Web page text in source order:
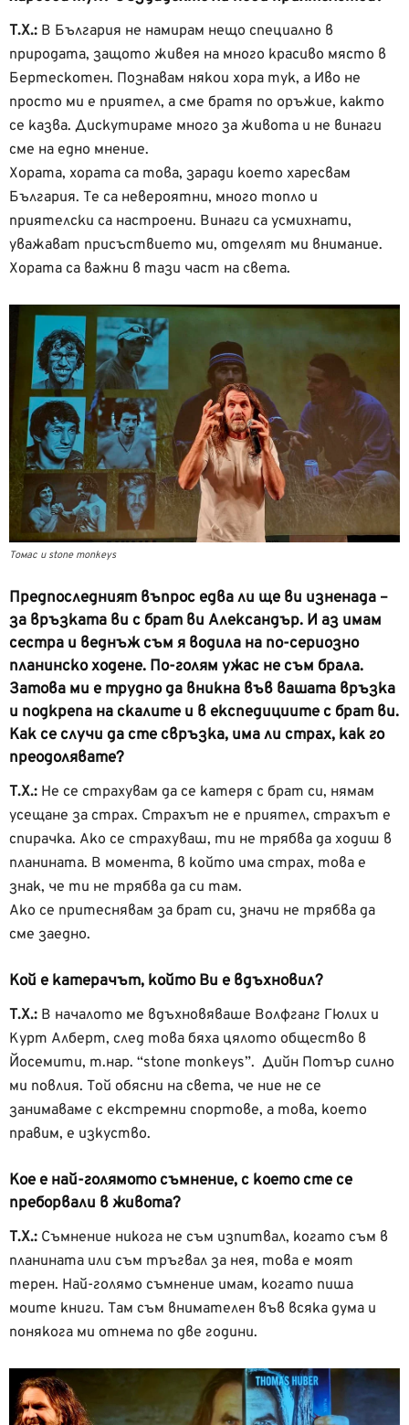
Т.Х.: В България не намирам нещо специално в
природата, защото живея на много красиво място в
Бертескотен. Познавам някои хора тук, а Иво не
просто ми е приятел, а сме братя по оръжие, както
се казва. Дискутираме много за живота и не винаги
сме на едно мнение.
Хората, хората са това, заради което харесвам
България. Те са невероятни, много топло и
приятелски са настроени. Винаги са усмихнати,
уважават присъствието ми, отделят ми внимание.
Хората са важни в тази част на света.
Томас и stone monkeys
Предпоследният въпрос едва ли ще ви изненада –
за връзката ви с брат ви Александър. И аз имам
сестра и веднъж съм я водила на по-сериозно
планинско ходене. По-голям ужас не съм брала.
Затова ми е трудно да вникна във вашата връзка
и подкрепа на скалите и в експедициите с брат ви.
Как се случи да сте свръзка, има ли страх, как го
преодолявате?
Т.Х.: Не се страхувам да се катеря с брат си, нямам
усещане за страх. Страхът не е приятел, страхът е
спирачка. Ако се страхуваш, ти не трябва да ходиш в
планината. В момента, в който има страх, това е
знак, че ти не трябва да си там.
Ако се притеснявам за брат си, значи не трябва да
сме заедно.
Кой е катерачът, който Ви е вдъхновил?
Т.Х.: В началото ме вдъхновяваше Волфганг Гюлих и
Курт Алберт, след това бяха цялото общество в
Йосемити, т.нар. “stone monkeys”. Дийн Потър силно
ми повлия. Той обясни на света, че ние не се
занимаваме с екстремни спортове, а това, което
правим, е изкуство.
Кое е най-голямото съмнение, с което сте се
преборвали в живота?
Т.Х.: Съмнение никога не съм изпитвал, когато съм в
планината или съм тръгвал за нея, това е моят
терен. Най-голямо съмнение имам, когато пиша
моите книги. Там съм внимателен във всяка дума и
понякога ми отнема по две години.